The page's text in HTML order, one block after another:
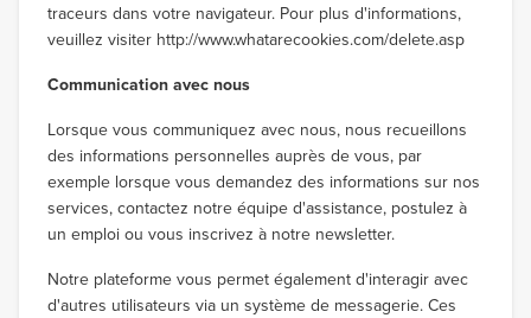
traceurs dans votre navigateur. Pour plus d'informations,
veuillez visiter http://www.whatarecookies.com/delete.asp
Communication avec nous
Lorsque vous communiquez avec nous, nous recueillons
des informations personnelles auprès de vous, par
exemple lorsque vous demandez des informations sur nos
services, contactez notre équipe d'assistance, postulez à
un emploi ou vous inscrivez à notre newsletter.
Notre plateforme vous permet également d'interagir avec
d'autres utilisateurs via un système de messagerie. Ces